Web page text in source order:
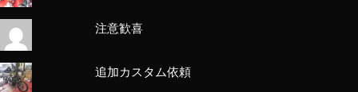
注意歓喜
追加カスタム依頼